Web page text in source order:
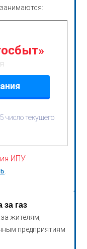
занимаются:
число текущего
ИПУ
за газ
жителям,
предприятиям